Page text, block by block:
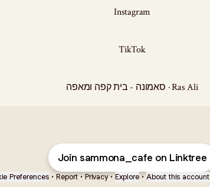
Instagram
TikTok
סאמונה - בית קפה ומאפה · Ras Ali
Join sammona_cafe on Linktree
Preferences • Report • Privacy • Explore • About this account